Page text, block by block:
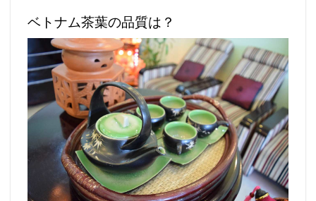
ベトナム茶葉の品質は？